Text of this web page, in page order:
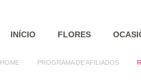
INÍCIO FLORES
HOME PROGRAMA DE AFILIADOS